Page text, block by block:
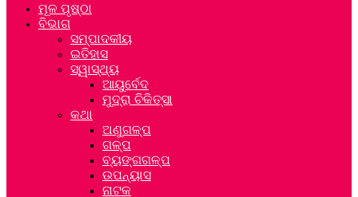
ମୂଳ ପୃଷ୍ଠା
ବିଭାଗ
ସମ୍ପାଦକୀୟ
ଇତିହାସ
ସ୍ୱାସ୍ଥ୍ୟ
ଆୟୁର୍ବେଦ
ମୁଦ୍ରା ଚିକିତ୍ସା
କଥା
ଅଣୁଗଳ୍ପ
ଗଳ୍ପ
ବ୍ୟଙ୍ଗଗଳ୍ପ
ଉପନ୍ୟାସ
ନାଟକ